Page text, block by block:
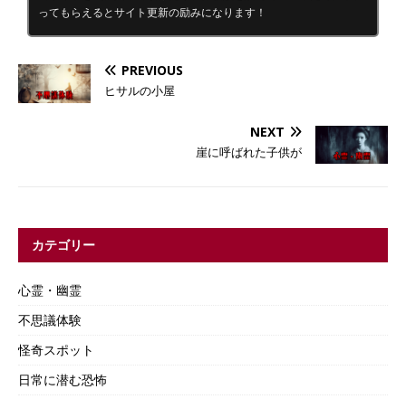
ってもらえるとサイト更新の励みになります！
PREVIOUS
ヒサルの小屋
NEXT
崖に呼ばれた子供が
カテゴリー
心霊・幽霊
不思議体験
怪奇スポット
日常に潜む恐怖